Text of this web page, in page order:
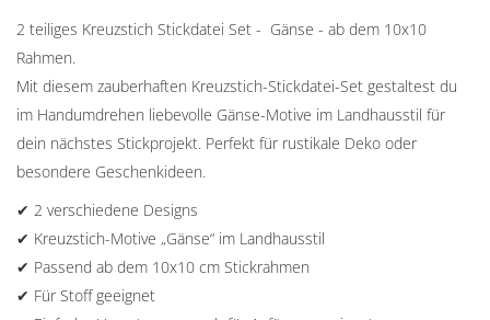
2 teiliges Kreuzstich Stickdatei Set - Gänse - ab dem 10x10
Rahmen.
Mit diesem zauberhaften Kreuzstich-Stickdatei-Set gestaltest du
im Handumdrehen liebevolle Gänse-Motive im Landhausstil für
dein nächstes Stickprojekt. Perfekt für rustikale Deko oder
besondere Geschenkideen.
✔ 2 verschiedene Designs
✔ Kreuzstich-Motive „Gänse“ im Landhausstil
✔ Passend ab dem 10x10 cm Stickrahmen
✔ Für Stoff geeignet